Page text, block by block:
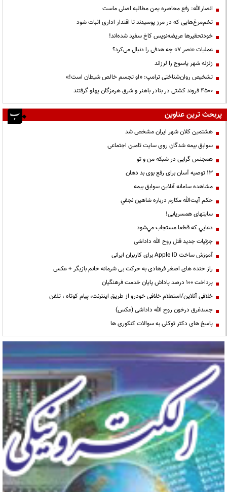
انصارالله: رفع محاصره یمن مطالبه اصلی ماست
تخم‌مرغ‌هایی که در مرز پوسیدند تا اقتدار اداری اثبات شود
خودتحقیرها عریضه‌نویس کاخ سفید شده‌اند!
عملیات «نصر ۷» چه هدفی را دنبال می‌کرد؟
زلزله شهر یاسوج را لرزاند
تشخیص روان‌شناختی ترامپ: «او تجسم خالص شیطان است!»
۴۵۰۰ فروند کشتی در بنادر باهنر و شرق هرمزگان پهلو گرفتند
پربحث ترین عناوین
هشتمین کلان شهر ایران مشخص شد
سوابق بیمه شدگان روی سایت تامین اجتماعی
همجنس گرایی در شبکه من و تو
13 توصیه آسان برای رفع بوی بد دهان
مشاهده سامانه آنلاين سوابق بیمه
حكم آيت‌الله مكارم درباره شاهين نجفي
سایتهای همسریابی!
دعايي كه قطعا مستجاب مي‌شود
جزئیات جدید قتل روح الله داداشی
آموزش ساخت Apple ID برای کاربران ایرانی
راز خنده های اصغر فرهادی به حرکت بی شرمانه خانم بازیگر + عکس
پرداخت ۱۰۰ درصد پاداش پایان خدمت فرهنگیان
خلافی آنلاین/استعلام خلافی خودرو از طریق اینترنت، پیام کوتاه ، تلفن
جسدغرق درخون روح الله داداشی (عکس)
پاسخ های دکتر توکلی به سوالات کنکوری ها